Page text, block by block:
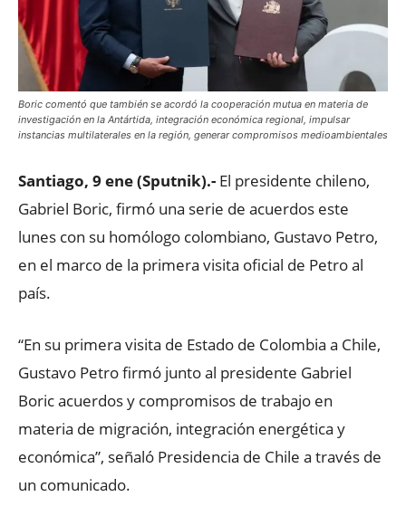
Boric comentó que también se acordó la cooperación mutua en materia de
investigación en la Antártida, integración económica regional, impulsar
instancias multilaterales en la región, generar compromisos medioambientales
Santiago, 9 ene (Sputnik).- El presidente chileno,
Gabriel Boric, firmó una serie de acuerdos este
lunes con su homólogo colombiano, Gustavo Petro,
en el marco de la primera visita oficial de Petro al
país.
“En su primera visita de Estado de Colombia a Chile,
Gustavo Petro firmó junto al presidente Gabriel
Boric acuerdos y compromisos de trabajo en
materia de migración, integración energética y
económica”, señaló Presidencia de Chile a través de
un comunicado.